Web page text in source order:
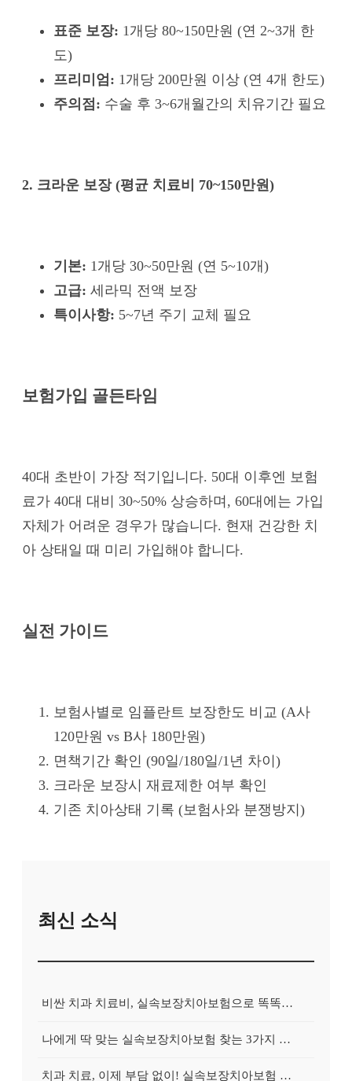
표준 보장: 1개당 80~150만원 (연 2~3개 한
도)
프리미엄: 1개당 200만원 이상 (연 4개 한도)
주의점: 수술 후 3~6개월간의 치유기간 필요
2. 크라운 보장 (평균 치료비 70~150만원)
기본: 1개당 30~50만원 (연 5~10개)
고급: 세라믹 전액 보장
특이사항: 5~7년 주기 교체 필요
보험가입 골든타임
40대 초반이 가장 적기입니다. 50대 이후엔 보험
료가 40대 대비 30~50% 상승하며, 60대에는 가입
자체가 어려운 경우가 많습니다. 현재 건강한 치
아 상태일 때 미리 가입해야 합니다.
실전 가이드
보험사별로 임플란트 보장한도 비교 (A사
120만원 vs B사 180만원)
면책기간 확인 (90일/180일/1년 차이)
크라운 보장시 재료제한 여부 확인
기존 치아상태 기록 (보험사와 분쟁방지)
최신 소식
비싼 치과 치료비, 실속보장치아보험으로 똑똑하게 대비하는 방법
나에게 딱 맞는 실속보장치아보험 찾는 3가지 핵심 질문
치과 치료, 이제 부담 없이! 실속보장치아보험 가입 전략